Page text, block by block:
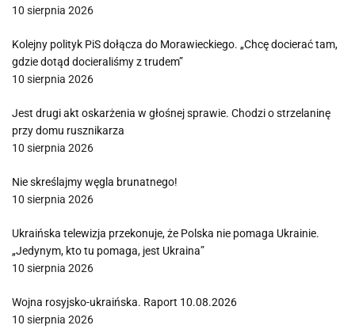
10 sierpnia 2026
Kolejny polityk PiS dołącza do Morawieckiego. „Chcę docierać tam,
gdzie dotąd docieraliśmy z trudem”
10 sierpnia 2026
Jest drugi akt oskarżenia w głośnej sprawie. Chodzi o strzelaninę
przy domu rusznikarza
10 sierpnia 2026
Nie skreślajmy węgla brunatnego!
10 sierpnia 2026
Ukraińska telewizja przekonuje, że Polska nie pomaga Ukrainie.
„Jedynym, kto tu pomaga, jest Ukraina”
10 sierpnia 2026
Wojna rosyjsko-ukraińska. Raport 10.08.2026
10 sierpnia 2026